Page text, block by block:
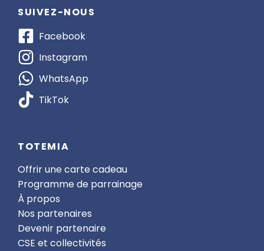
SUIVEZ-NOUS
Facebook
Instagram
WhatsApp
TikTok
TOTEMIA
Offrir une carte cadeau
Programme de parrainage
À propos
Nos partenaires
Devenir partenaire
CSE et collectivités